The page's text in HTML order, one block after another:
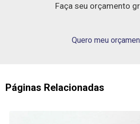
Faça seu orçamento
Quero meu
Páginas Relacionadas